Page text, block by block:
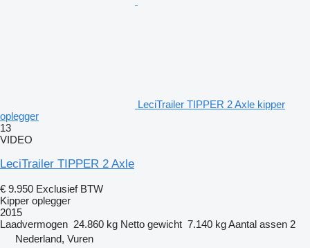
LeciTrailer TIPPER 2 Axle kipper
oplegger
13
VIDEO
LeciTrailer TIPPER 2 Axle
€ 9.950 Exclusief BTW
Kipper oplegger
2015
Laadvermogen 24.860 kg Netto gewicht 7.140 kgAantal assen 2
Nederland, Vuren